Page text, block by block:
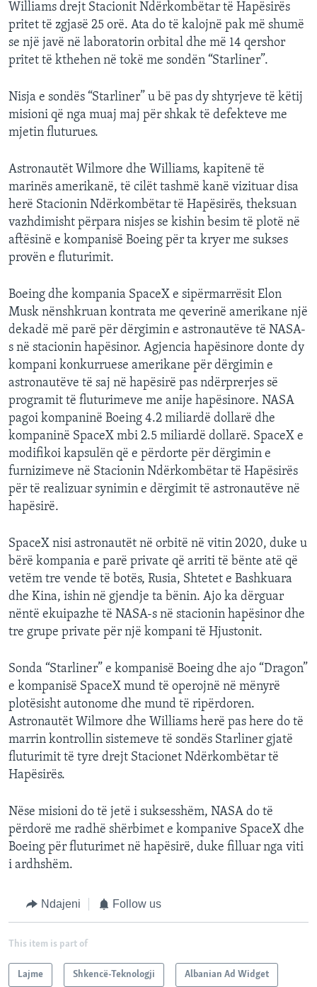
Williams drejt Stacionit Ndërkombëtar të Hapësirës
pritet të zgjasë 25 orë. Ata do të kalojnë pak më shumë
se një javë në laboratorin orbital dhe më 14 qershor
pritet të kthehen në tokë me sondën “Starliner”.
Nisja e sondës “Starliner” u bë pas dy shtyrjeve të këtij
misioni që nga muaj maj për shkak të defekteve me
mjetin fluturues.
Astronautët Wilmore dhe Williams, kapitenë të
marinës amerikanë, të cilët tashmë kanë vizituar disa
herë Stacionin Ndërkombëtar të Hapësirës, theksuan
vazhdimisht përpara nisjes se kishin besim të plotë në
aftësinë e kompanisë Boeing për ta kryer me sukses
provën e fluturimit.
Boeing dhe kompania SpaceX e sipërmarrësit Elon
Musk nënshkruan kontrata me qeverinë amerikane një
dekadë më parë për dërgimin e astronautëve të NASA-
s në stacionin hapësinor. Agjencia hapësinore donte dy
kompani konkurruese amerikane për dërgimin e
astronautëve të saj në hapësirë pas ndërprerjes së
programit të fluturimeve me anije hapësinore. NASA
pagoi kompaninë Boeing 4.2 miliardë dollarë dhe
kompaninë SpaceX mbi 2.5 miliardë dollarë. SpaceX e
modifikoi kapsulën që e përdorte për dërgimin e
furnizimeve në Stacionin Ndërkombëtar të Hapësirës
për të realizuar synimin e dërgimit të astronautëve në
hapësirë.
SpaceX nisi astronautët në orbitë në vitin 2020, duke u
bërë kompania e parë private që arriti të bënte atë që
vetëm tre vende të botës, Rusia, Shtetet e Bashkuara
dhe Kina, ishin në gjendje ta bënin. Ajo ka dërguar
nëntë ekuipazhe të NASA-s në stacionin hapësinor dhe
tre grupe private për një kompani të Hjustonit.
Sonda “Starliner” e kompanisë Boeing dhe ajo “Dragon”
e kompanisë SpaceX mund të operojnë në mënyrë
plotësisht autonome dhe mund të ripërdoren.
Astronautët Wilmore dhe Williams herë pas here do të
marrin kontrollin sistemeve të sondës Starliner gjatë
fluturimit të tyre drejt Stacionet Ndërkombëtar të
Hapësirës.
Nëse misioni do të jetë i suksesshëm, NASA do të
përdorë me radhë shërbimet e kompanive SpaceX dhe
Boeing për fluturimet në hapësirë, duke filluar nga viti
i ardhshëm.
Ndajeni Follow us
This item is part of
Lajme Shkencë-Teknologji Albanian Ad Widget